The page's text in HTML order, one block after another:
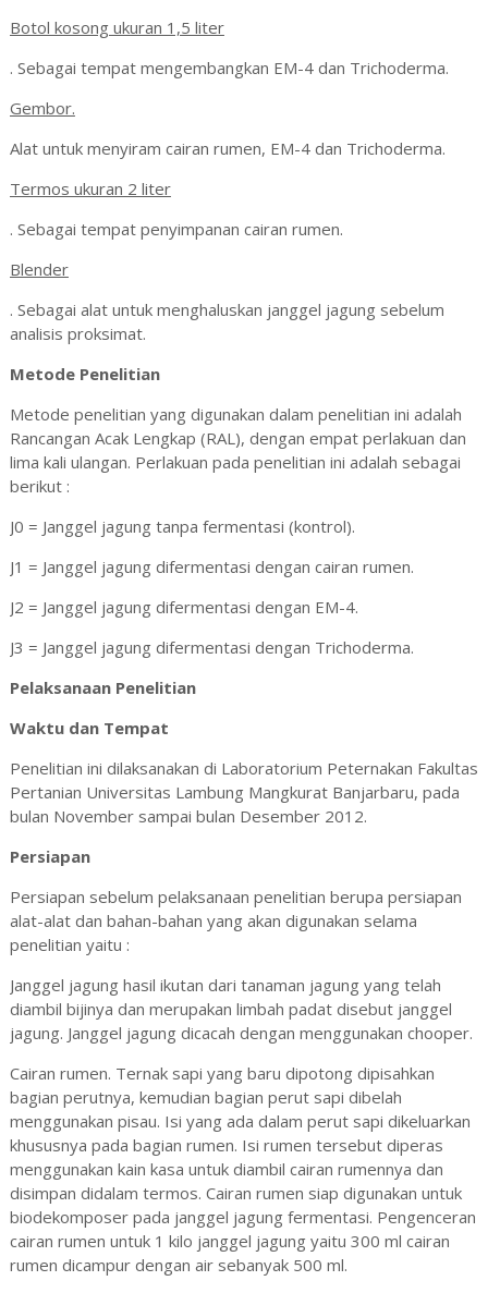
Botol kosong ukuran 1,5 liter
. Sebagai tempat mengembangkan EM-4 dan Trichoderma.
Gembor.
Alat untuk menyiram cairan rumen, EM-4 dan Trichoderma.
Termos ukuran 2 liter
. Sebagai tempat penyimpanan cairan rumen.
Blender
. Sebagai alat untuk menghaluskan janggel jagung sebelum
analisis proksimat.
Metode Penelitian
Metode penelitian yang digunakan dalam penelitian ini adalah
Rancangan Acak Lengkap (RAL), dengan empat perlakuan dan
lima kali ulangan. Perlakuan pada penelitian ini adalah sebagai
berikut :
J0 = Janggel jagung tanpa fermentasi (kontrol).
J1 = Janggel jagung difermentasi dengan cairan rumen.
J2 = Janggel jagung difermentasi dengan EM-4.
J3 = Janggel jagung difermentasi dengan Trichoderma.
Pelaksanaan Penelitian
Waktu dan Tempat
Penelitian ini dilaksanakan di Laboratorium Peternakan Fakultas
Pertanian Universitas Lambung Mangkurat Banjarbaru, pada
bulan November sampai bulan Desember 2012.
Persiapan
Persiapan sebelum pelaksanaan penelitian berupa persiapan
alat-alat dan bahan-bahan yang akan digunakan selama
penelitian yaitu :
Janggel jagung hasil ikutan dari tanaman jagung yang telah
diambil bijinya dan merupakan limbah padat disebut janggel
jagung. Janggel jagung dicacah dengan menggunakan chooper.
Cairan rumen. Ternak sapi yang baru dipotong dipisahkan
bagian perutnya, kemudian bagian perut sapi dibelah
menggunakan pisau. Isi yang ada dalam perut sapi dikeluarkan
khususnya pada bagian rumen. Isi rumen tersebut diperas
menggunakan kain kasa untuk diambil cairan rumennya dan
disimpan didalam termos. Cairan rumen siap digunakan untuk
biodekomposer pada janggel jagung fermentasi. Pengenceran
cairan rumen untuk 1 kilo janggel jagung yaitu 300 ml cairan
rumen dicampur dengan air sebanyak 500 ml.